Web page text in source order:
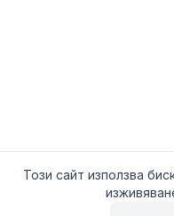
Този сайт използва